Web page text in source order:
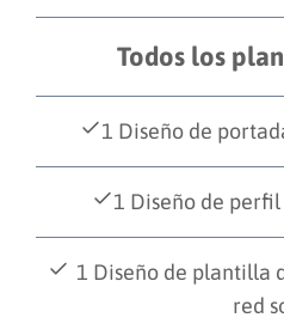
Todos los
1 Diseño de
1 Diseño de
1 Diseño de plantilla
red